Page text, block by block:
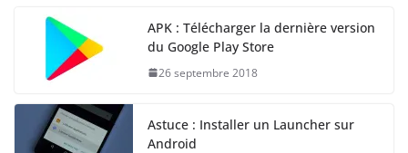
APK : Télécharger la dernière version
du Google Play Store
26 septembre 2018
Astuce : Installer un Launcher sur
Android